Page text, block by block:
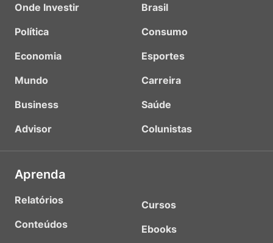
Onde Investir
Política
Economia
Mundo
Business
Advisor
Brasil
Consumo
Esportes
Carreira
Saúde
Colunistas
Aprenda
Relatórios
Conteúdos
Cursos
Ebooks